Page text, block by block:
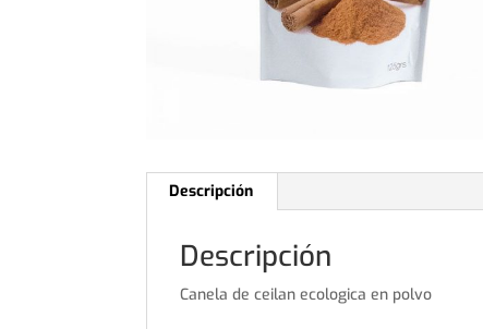
Descripción
Descripción
Canela de ceilan ecologica en polvo